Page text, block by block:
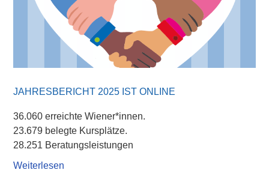
JAHRESBERICHT 2025 IST ONLINE
36.060 erreichte Wiener*innen.
23.679 belegte Kursplätze.
28.251 Beratungsleistungen
Weiterlesen